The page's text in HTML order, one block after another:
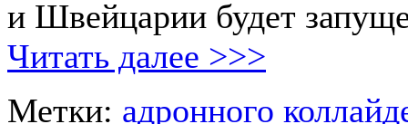
и Швейцарии будет
Читать далее >>>
Метки: адронного